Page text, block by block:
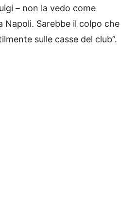
– non la vedo come
Napoli. Sarebbe il colpo che
sulle casse del club”.